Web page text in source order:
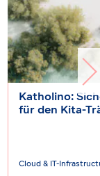
Katholino:
für den Kita-
Cloud & IT-